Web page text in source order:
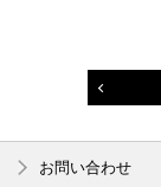
お問い合わせ